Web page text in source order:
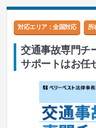
対応エリア：全国対応 所
交通事故専門チ
サポートはお任